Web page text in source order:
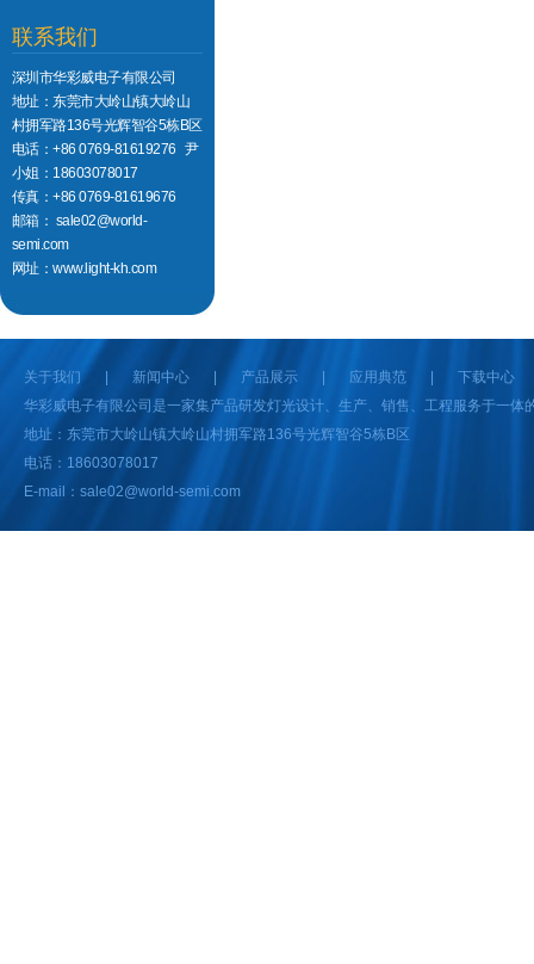
联系我们
深圳市华彩威电子有限公司
地址：东莞市大岭山镇大岭山
村拥军路136号光辉智谷5栋B区
电话：+86 0769-81619276 尹
小姐：18603078017
传真：+86 0769-81619676
邮箱： sale02@world-
semi.com
网址：www.light-kh.com
关于我们 新闻中心 产品展示 应用典范
下载中心
华彩威电子有限公司是一家集产品研发灯光设计、生产、销售、工程服务于一
地址：东莞市大岭山镇大岭山村拥军路136号光辉智谷5栋B区
电话：18603078017
E-mail：sale02@world-semi.com